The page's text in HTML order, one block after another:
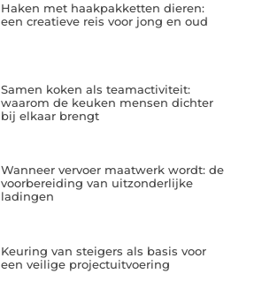
Haken met haakpakketten dieren:
een creatieve reis voor jong en oud
Samen koken als teamactiviteit:
waarom de keuken mensen dichter
bij elkaar brengt
Wanneer vervoer maatwerk wordt: de
voorbereiding van uitzonderlijke
ladingen
Keuring van steigers als basis voor
een veilige projectuitvoering